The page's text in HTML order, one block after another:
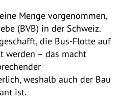
Menge vorgenommen,
(BVB) in der Schweiz.
die Bus-Flotte auf
werden – das macht
weshalb auch der Bau
ist.